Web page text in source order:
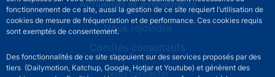
fonctionnement de ce site, aussi la gestion de ce site requiert l’utilisation de
cookies de mesure de fréquentation et de performance. Ces cookies requis
sont exemptés de consentement.
Des fonctionnalités de ce site s’appuient sur des services proposés par des
tiers (Dailymotion, Katchup, Google, Hotjar et Youtube) et génèrent des
Actualités et événements
Nous rejoindre
Comités consultatifs
Footer secondary menuNous contacter